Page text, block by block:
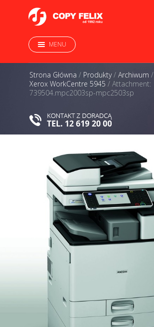
MENU
Strona Główna / Produkty/ Archiwum /
Xerox WorkCentre 5945 / Attachment:
739504.mpc2003sp-mpc2503sp